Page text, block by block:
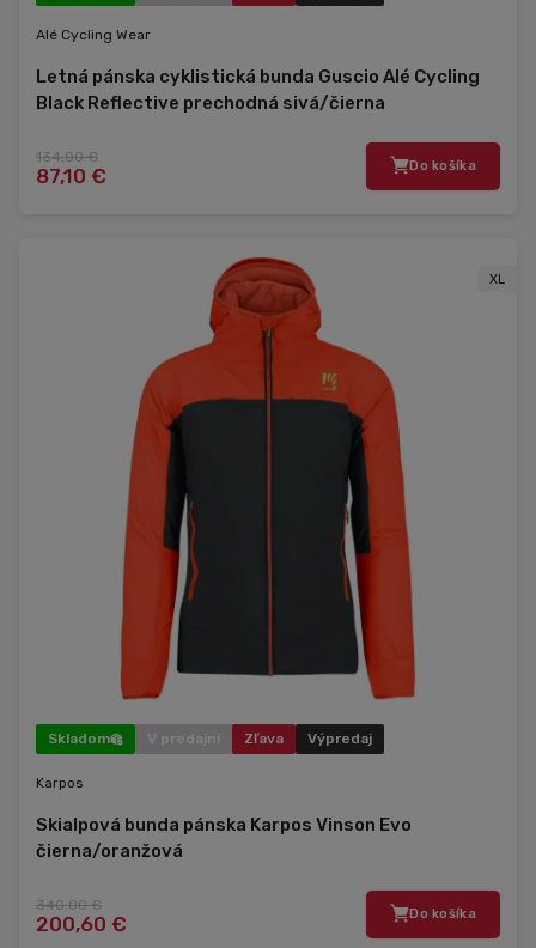
Alé Cycling Wear
Letná pánska cyklistická bunda Guscio Alé Cycling
Black Reflective prechodná sivá/čierna
134,00 €
87,10 € Do košíka
XL
Skladom V predajni Zľava Výpredaj
Karpos
Skialpová bunda pánska Karpos Vinson Evo
čierna/oranžová
340,00 €
200,60 € Do košíka